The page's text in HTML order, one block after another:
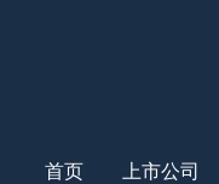
首页 上市公司